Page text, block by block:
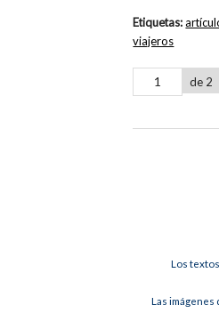
Etiquetas:
viajeros
de 2
Los
Las imágenes